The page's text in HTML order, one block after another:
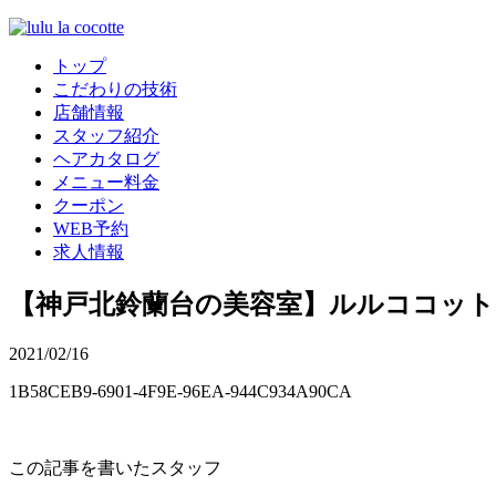
トップ
こだわりの技術
店舗情報
スタッフ紹介
ヘアカタログ
メニュー料金
クーポン
WEB予約
求人情報
【神戸北鈴蘭台の美容室】ルルココッ
2021/02/16
1B58CEB9-6901-4F9E-96EA-944C934A90CA
この記事を書いたスタッフ